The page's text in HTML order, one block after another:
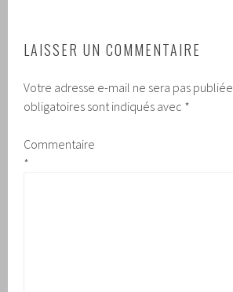
LAISSER UN COMMENTAIRE
Votre adresse e-mail ne sera pas publiée.
obligatoires sont indiqués avec *
Commentaire
*